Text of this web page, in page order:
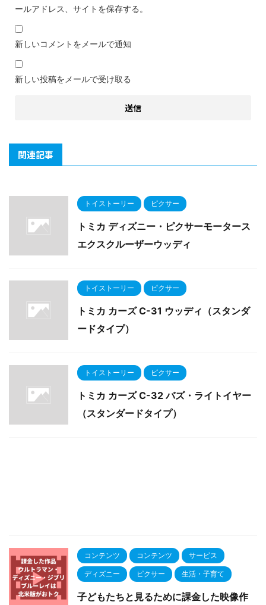
ールアドレス、サイトを保存する。
新しいコメントをメールで通知
新しい投稿をメールで受け取る
関連記事
トイストーリー ピクサー
トミカ ディズニー・ピクサーモータース
エクスクルーザーウッディ
トイストーリー ピクサー
トミカ カーズ C-31 ウッディ（スタンダ
ードタイプ）
トイストーリー ピクサー
トミカ カーズ C-32 バズ・ライトイヤー
（スタンダードタイプ）
コンテンツ コンテンツ サービス
ディズニー ピクサー 生活・子育て
子どもたちと見るために課金した映像作